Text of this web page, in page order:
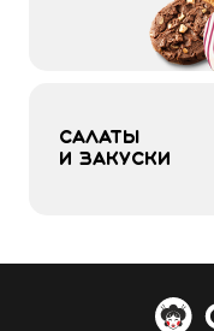
Салаты
и закуски